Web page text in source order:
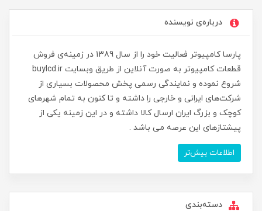
درباره‌ی نویسنده
پارسا کامپیوتر فعالیت خود را از سال 1389 در زمینه‌ی فروش
قطعات کامپیوتر به صورت آنلاین از طریق وبسایت buylcd.ir
شروع نموده و نمایندگی رسمی پخش محصولات بسیاری از
شرکت‌های ایرانی و خارجی را داشته و تا کنون به تمام شهرهای
کوچک و بزرگ ایران ارسال کالا داشته و در این زمینه یکی از
پیشتازهای این عرصه می باشد .
اطلاعات بیش‌تر
دسته‌بندی